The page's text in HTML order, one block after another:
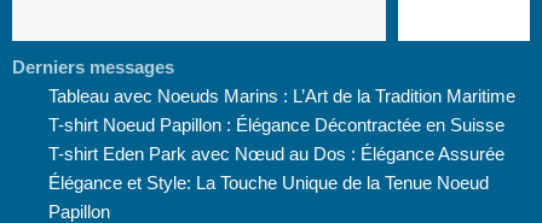
Derniers messages
Tableau avec Noeuds Marins : L’Art de la Tradition Maritime
T-shirt Noeud Papillon : Élégance Décontractée en Suisse
T-shirt Eden Park avec Nœud au Dos : Élégance Assurée
Élégance et Style: La Touche Unique de la Tenue Noeud
Papillon